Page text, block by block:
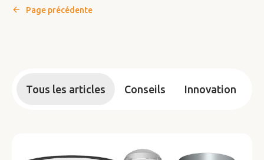
Page précédente
Tous les articles Conseils Innovation